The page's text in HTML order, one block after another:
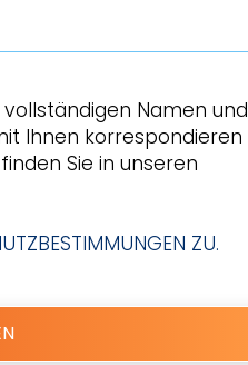
Namen und
Ihnen korrespondieren
Sie in unseren
ZU.